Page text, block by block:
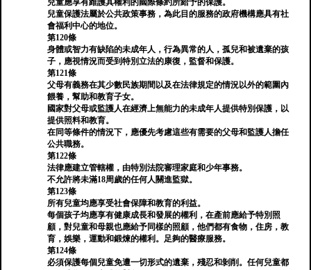
兒童應享有維護其權利的國際條約所給予的保護。
兒童保護法屬於公共政策事務，為此目的服務的政府機構應具有社
會福利中心的地位。
第120條
身體或智力有缺陷的未成年人，行為異常的人，孤兒和被遺棄的孩
子，應視情況而受到特別立法的康復，監督和保護。
第121條
父母有義務在其少數民族期間以及在法律規定的情況以外的範圍內
餵養，幫助和教育子女。
國家對父母或監護人在經濟上無能力的未成年人提供特別保護，以
提供照料和教育。
在同等條件的情況下，應優先考慮這些有需要的父母和監護人擔任
公共職務。
第122條
法律應建立管轄權，由特別法院審理家庭和少年事務。
不允許將未滿18周歲的任何人關進監獄。
第123條
所有兒童均應享受社會保障和教育的利益。
每個孩子均應享有健康成長和發展的權利，在產前應給予特別照
顧，對兒童和母親也應給予同樣的照顧，他們都有食物，住房，教
育，娛樂，運動和鍛煉的權利。足夠的醫療服務。
第124條
必須保護每個兒童免遭一切形式的遺棄，殘忍和剝削。任何兒童都